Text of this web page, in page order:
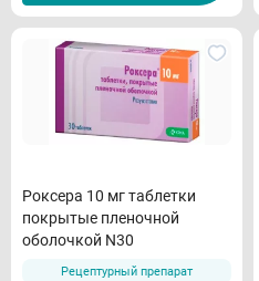
Роксера 10 мг таблетки
покрытые пленочной
оболочкой N30
Рецептурный препарат